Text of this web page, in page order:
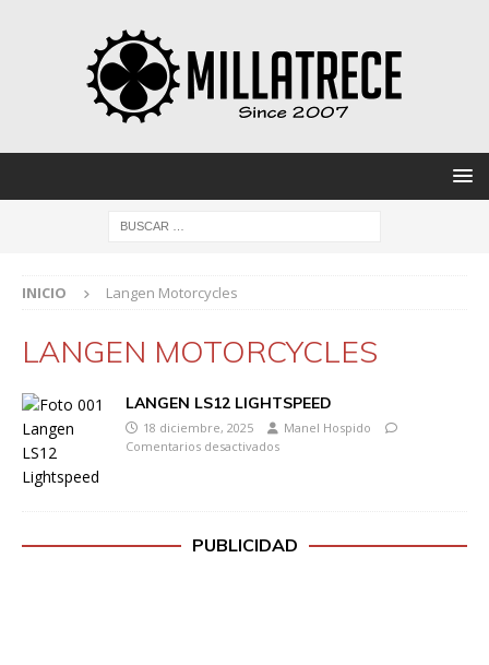
INICIO Langen Motorcycles
LANGEN MOTORCYCLES
LANGEN LS12 LIGHTSPEED
18 diciembre, 2025
Manel Hospido
Comentarios desactivados
PUBLICIDAD